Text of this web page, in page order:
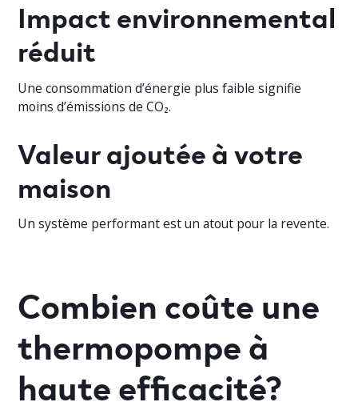
Impact environnemental
réduit
Une consommation d’énergie plus faible signifie
moins d’émissions de CO₂.
Valeur ajoutée à votre
maison
Un système performant est un atout pour la revente.
Combien coûte une
thermopompe à
haute efficacité?